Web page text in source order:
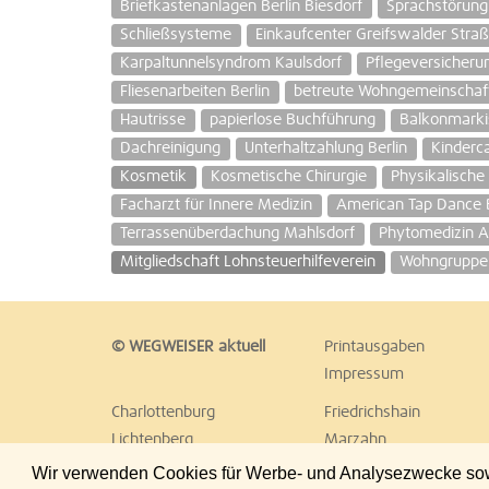
Wir verwenden Cookies für Werbe- und Analysezwecke
Briefkastenanlagen Berlin Biesdorf
Schließsysteme
Einkaufcenter Greifswalder
Karpaltunnelsyndrom Kaulsdorf
Fliesenarbeiten Berlin
betreute
Hautrisse
papierlose Buchführung
Dachreinigung
Unterhaltzahlung Berlin
Kosmetik
Kosmetische Chirurgie
Facharzt für Innere Medizin
American Tap Dance
Terrassenüberdachung Mahlsdorf
Phytomedizin
Mitgliedschaft Lohnsteuerhilfeverein
© WEGWEISER aktuell Printausgaben
Impressum
Charlottenburg Friedrichshain
Lichtenberg
Marzahn
Reinickendorf
Schöneberg